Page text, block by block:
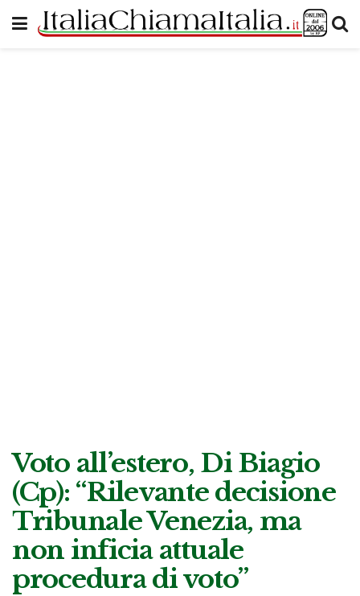
Voto all’estero, Di Biagio
(Cp): “Rilevante decisione
Tribunale Venezia, ma
non inficia attuale
procedura di voto”